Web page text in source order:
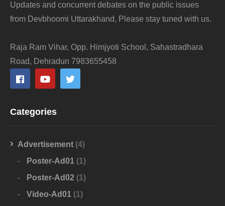
Updates and concurrent debates on the public issues
from Devbhoomi Uttarakhand, Please stay tuned with us.
Raja Ram Vihar, Opp. Himjyoti School, Sahastradhara
Road, Dehradun 7983655458
Categories
Advertisement (4)
Poster-Ad01 (1)
Poster-Ad02 (1)
Video-Ad01 (1)